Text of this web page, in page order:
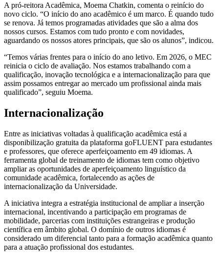
A pró-reitora Acadêmica, Moema Chatkin, comenta o reinício do
novo ciclo. “O início do ano acadêmico é um marco. É quando tudo
se renova. Já temos programadas atividades que são a alma dos
nossos cursos. Estamos com tudo pronto e com novidades,
aguardando os nossos atores principais, que são os alunos”, indicou.
“Temos várias frentes para o início do ano letivo. Em 2026, o MEC
reinicia o ciclo de avaliação. Nos estamos trabalhando com a
qualificação, inovação tecnológica e a internacionalização para que
assim possamos entregar ao mercado um profissional ainda mais
qualificado”, seguiu Moema.
Internacionalização
Entre as iniciativas voltadas à qualificação acadêmica está a
disponibilização gratuita da plataforma goFLUENT para estudantes
e professores, que oferece aperfeiçoamento em 49 idiomas. A
ferramenta global de treinamento de idiomas tem como objetivo
ampliar as oportunidades de aperfeiçoamento linguístico da
comunidade acadêmica, fortalecendo as ações de
internacionalização da Universidade.
A iniciativa integra a estratégia institucional de ampliar a inserção
internacional, incentivando a participação em programas de
mobilidade, parcerias com instituições estrangeiras e produção
científica em âmbito global. O domínio de outros idiomas é
considerado um diferencial tanto para a formação acadêmica quanto
para a atuação profissional dos estudantes.